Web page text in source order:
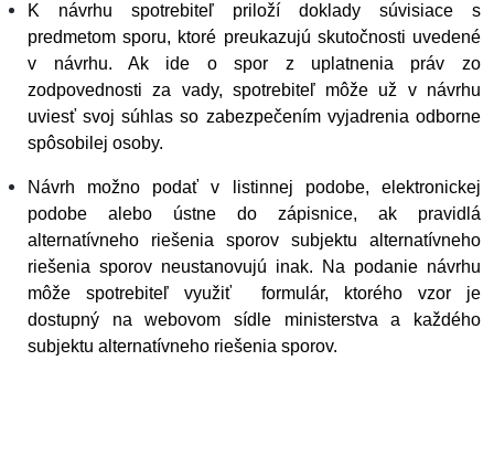
K návrhu spotrebiteľ priloží doklady súvisiace s
predmetom sporu, ktoré preukazujú skutočnosti uvedené
v návrhu. Ak ide o spor z uplatnenia práv zo
zodpovednosti za vady, spotrebiteľ môže už v návrhu
uviesť svoj súhlas so zabezpečením vyjadrenia odborne
spôsobilej osoby.
Návrh možno podať v listinnej podobe, elektronickej
podobe alebo ústne do zápisnice, ak pravidlá
alternatívneho riešenia sporov subjektu alternatívneho
riešenia sporov neustanovujú inak. Na podanie návrhu
môže spotrebiteľ využiť formulár, ktorého vzor je
dostupný na webovom sídle ministerstva a každého
subjektu alternatívneho riešenia sporov.